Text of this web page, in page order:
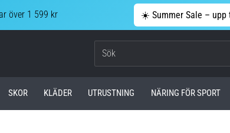
över 1 599 kr ☀️ Summer Sale – upp
SKOR KLÄDER UTRUSTNING NÄRING FÖR SPORT